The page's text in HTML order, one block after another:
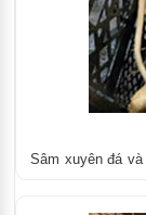
Sâm xuyên đá